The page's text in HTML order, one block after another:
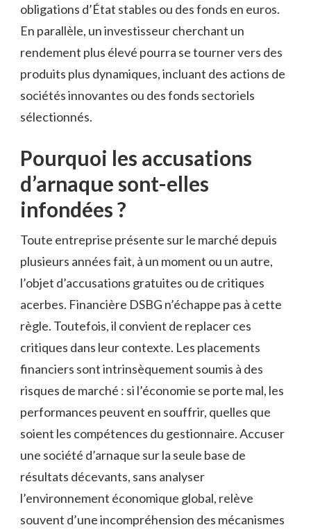
obligations d’État stables ou des fonds en euros.
En parallèle, un investisseur cherchant un
rendement plus élevé pourra se tourner vers des
produits plus dynamiques, incluant des actions de
sociétés innovantes ou des fonds sectoriels
sélectionnés.
Pourquoi les accusations
d’arnaque sont-elles
infondées ?
Toute entreprise présente sur le marché depuis
plusieurs années fait, à un moment ou un autre,
l’objet d’accusations gratuites ou de critiques
acerbes. Financière DSBG n’échappe pas à cette
règle. Toutefois, il convient de replacer ces
critiques dans leur contexte. Les placements
financiers sont intrinsèquement soumis à des
risques de marché : si l’économie se porte mal, les
performances peuvent en souffrir, quelles que
soient les compétences du gestionnaire. Accuser
une société d’arnaque sur la seule base de
résultats décevants, sans analyser
l’environnement économique global, relève
souvent d’une incompréhension des mécanismes